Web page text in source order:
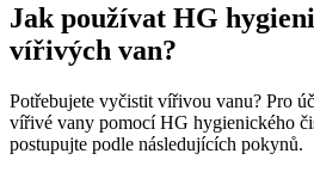
Jak používat HG
vířivých van?
Potřebujete vyčistit vířivou vanu? Pro
vířivé vany pomocí HG hygienického
postupujte podle následujících pokynů.